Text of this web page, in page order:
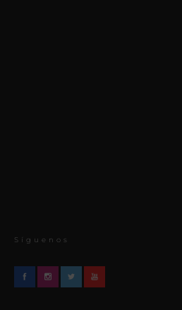
Síguenos